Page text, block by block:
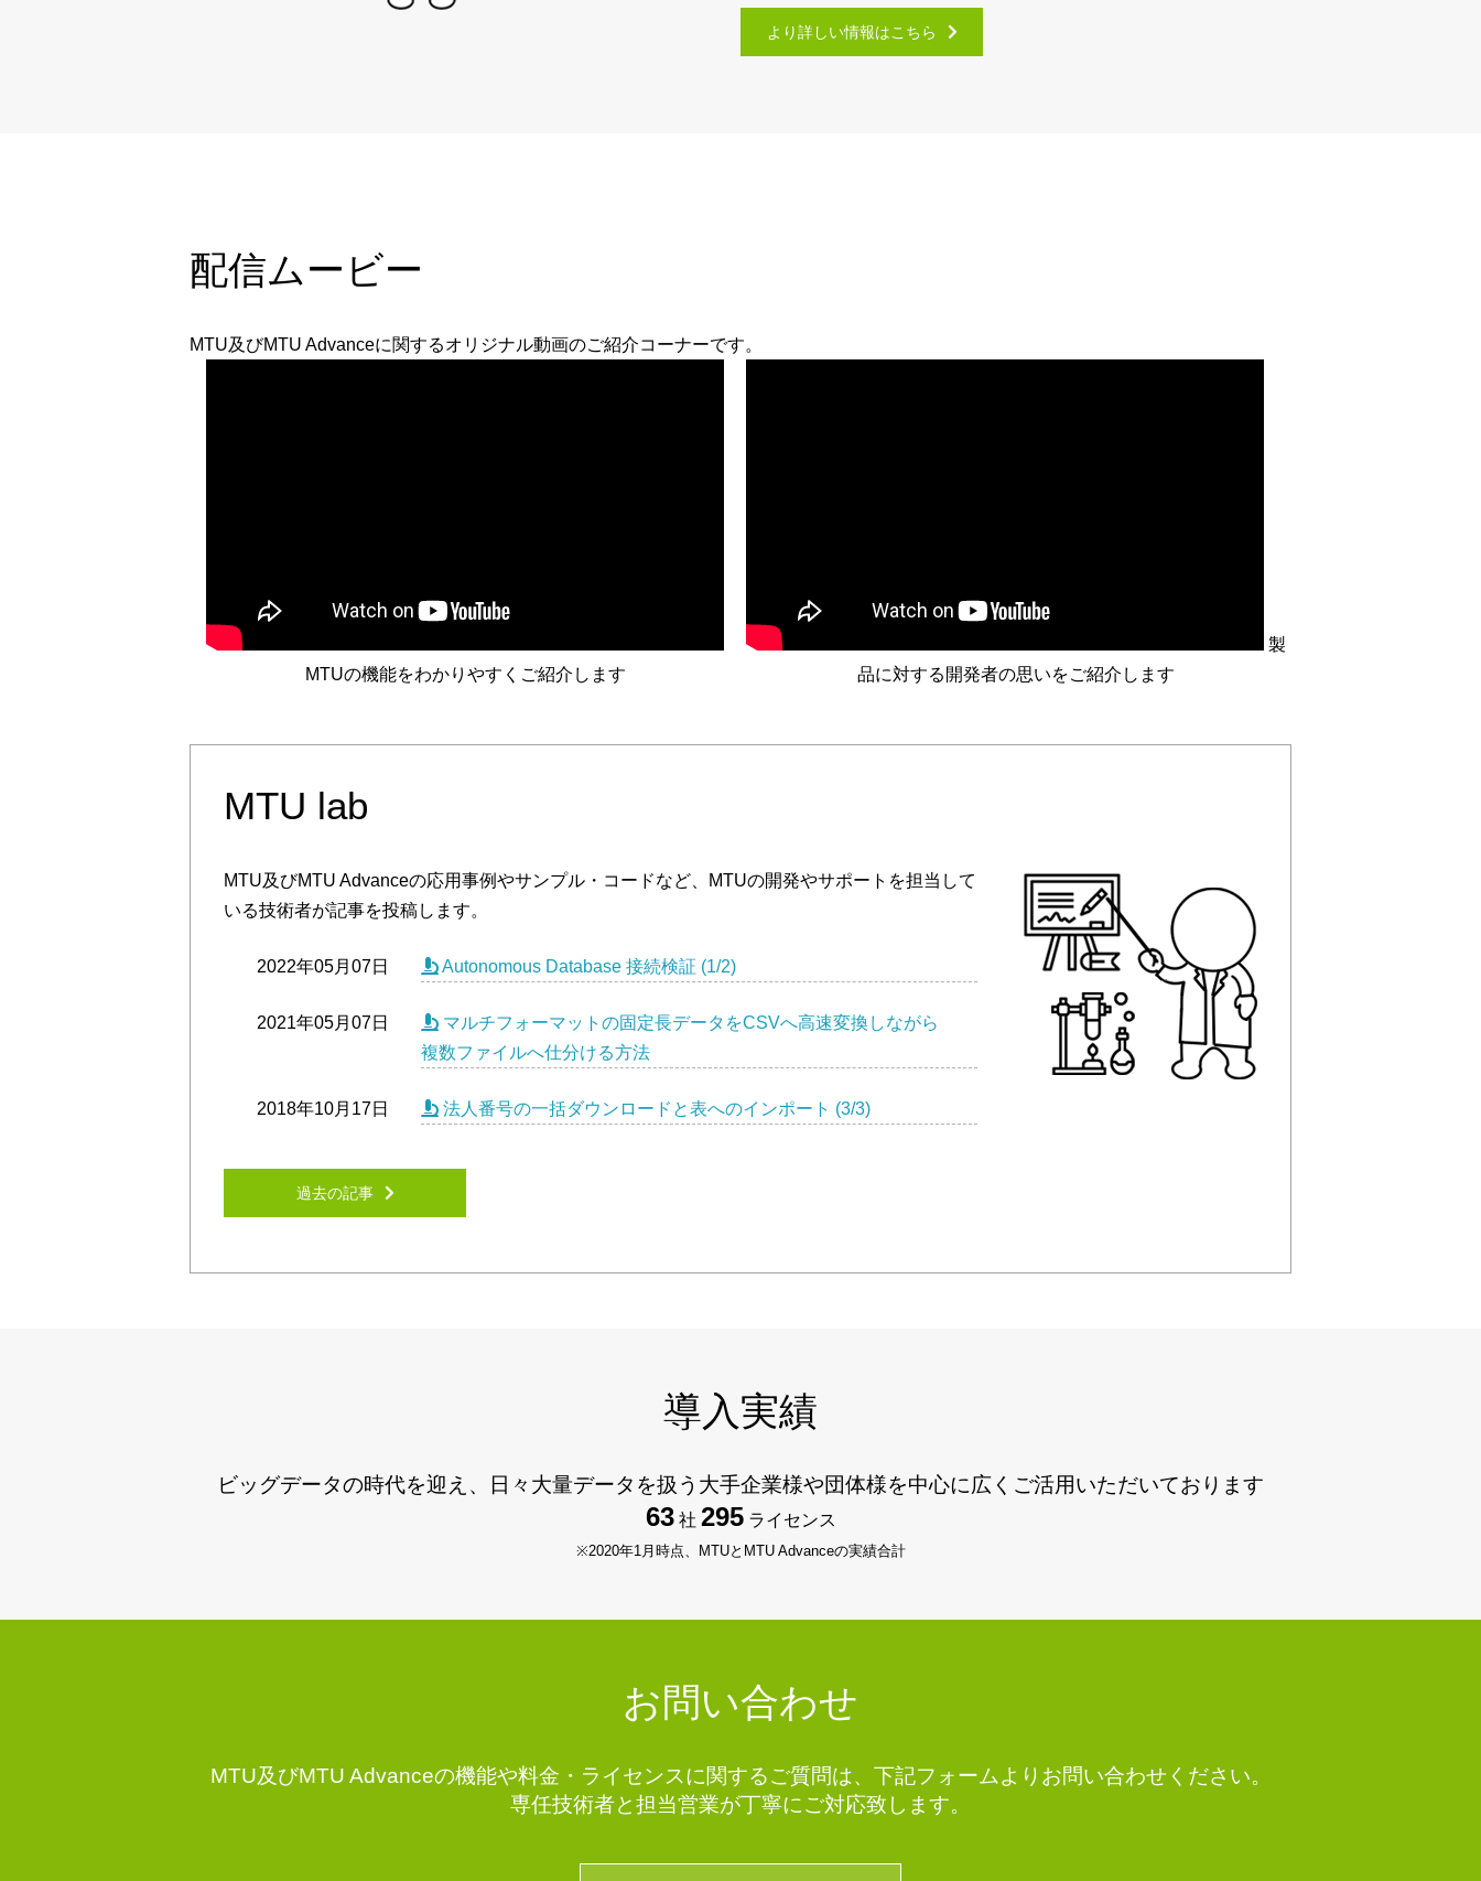
より詳しい情報はこちら
配信ムービー
MTU及びMTU Advanceに関するオリジナル動画のご紹介コーナーです。
MTUの機能をわかりやすくご紹介します
製
品に対する開発者の思いをご紹介します
MTU lab
MTU及びMTU Advanceの応用事例やサンプル・コードなど、MTUの開発やサポートを担当して
いる技術者が記事を投稿します。
2022年05月07日 Autonomous Database 接続検証 (1/2)
2021年05月07日
マルチフォーマットの固定長データをCSVへ高速変換しながら
複数ファイルへ仕分ける方法
2018年10月17日 法人番号の一括ダウンロードと表へのインポート (3/3)
過去の記事
導入実績
ビッグデータの時代を迎え、日々大量データを扱う大手企業様や団体様を中心に広くご活用いただいております
63社 295ライセンス
※2020年1月時点、MTUとMTU Advanceの実績合計
お問い合わせ
MTU及びMTU Advanceの機能や料金・ライセンスに関するご質問は、下記フォームよりお問い合わせください。
専任技術者と担当営業が丁寧にご対応致します。